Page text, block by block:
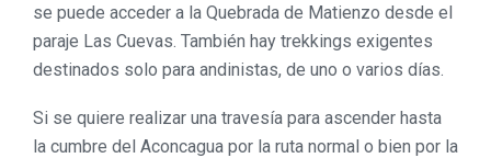
se puede acceder a la Quebrada de Matienzo desde el
paraje Las Cuevas. También hay trekkings exigentes
destinados solo para andinistas, de uno o varios días.
Si se quiere realizar una travesía para ascender hasta
la cumbre del Aconcagua por la ruta normal o bien por la